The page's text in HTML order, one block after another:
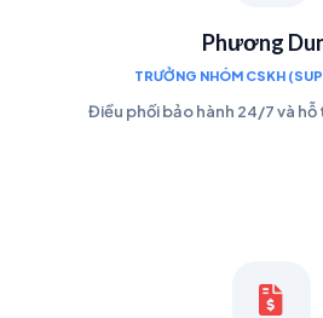
Phương
TRƯỞNG NHÓM CSKH
Điều phối bảo hành 24/7 và